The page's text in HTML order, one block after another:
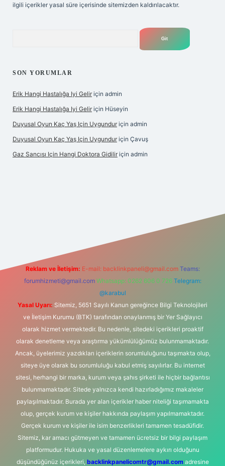
ilgili içerikler yasal süre içerisinde sitemizden kaldırılacaktır.
SON YORUMLAR
Erik Hangi Hastalığa Iyi Gelir için admin
Erik Hangi Hastalığa Iyi Gelir için Hüseyin
Duyusal Oyun Kaç Yaş Için Uygundur için admin
Duyusal Oyun Kaç Yaş Için Uygundur için Çavuş
Gaz Sancısı Için Hangi Doktora Gidilir için admin
Reklam ve İletişim: E-mail: backlinkpaneli@gmail.com Teams:
forumhizmeti@gmail.com Whatsapp: 0262 606 0 726 Telegram:
@karabul
Yasal Uyarı: Sitemiz, 5651 Sayılı Kanun gereğince Bilgi Teknolojileri
ve İletişim Kurumu (BTK) tarafından onaylanmış bir Yer Sağlayıcı
olarak hizmet vermektedir. Bu nedenle, sitedeki içerikleri proaktif
olarak denetleme veya araştırma yükümlülüğümüz bulunmamaktadır.
Ancak, üyelerimiz yazdıkları içeriklerin sorumluluğunu taşımakta olup,
siteye üye olarak bu sorumluluğu kabul etmiş sayılırlar. Bu internet
sitesi, herhangi bir marka, kurum veya şahıs şirketi ile hiçbir bağlantısı
bulunmamaktadır. Sitede yalnızca kendi hazırladığımız makaleler
paylaşılmaktadır. Burada yer alan içerikler haber niteliği taşımamakta
olup, gerçek kurum ve kişiler hakkında paylaşım yapılmamaktadır.
Gerçek kurum ve kişiler ile isim benzerlikleri tamamen tesadüfidir.
Sitemiz, kar amacı gütmeyen ve tamamen ücretsiz bir bilgi paylaşım
platformudur. Hukuka ve yasal düzenlemelere aykırı olduğunu
düşündüğünüz içerikleri, backlinkpanelicomtr@gmail.comadresine